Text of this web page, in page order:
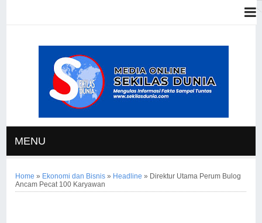
MENU
Home » Ekonomi dan Bisnis » Headline » Direktur Utama Perum Bulog
Ancam Pecat 100 Karyawan